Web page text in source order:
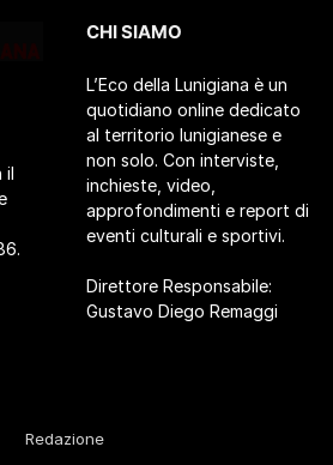
il
CHI SIAMO
L’Eco della Lunigiana è un
quotidiano online dedicato
al territorio lunigianese e
non solo. Con interviste,
inchieste, video,
approfondimenti e report di
eventi culturali e sportivi.
Direttore Responsabile:
Gustavo Diego Remaggi
Redazione